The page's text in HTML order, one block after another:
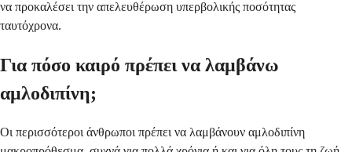
να προκαλέσει την απελευθέρωση υπερβολικής ποσότητας
ταυτόχρονα.
Για πόσο καιρό πρέπει να λαμβάνω
αμλοδιπίνη;
Οι περισσότεροι άνθρωποι πρέπει να λαμβάνουν αμλοδιπίνη